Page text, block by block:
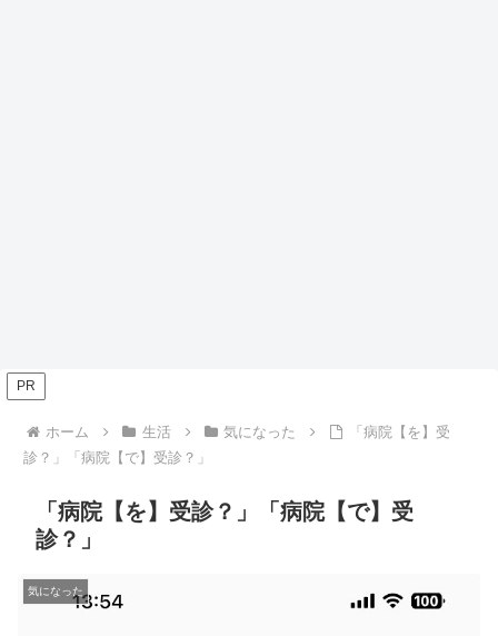
PR
ホーム 生活 気になった
「病院【を】受
診？」「病院【で】受診？」
「病院【を】受診？」「病院【で】受
診？」
気になった